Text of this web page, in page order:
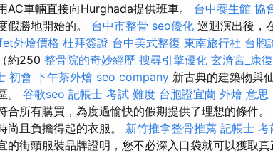
AC車輛直接向Hurghada提供班車。 台中養生館 協
假勝地開始的。 台中市整骨 seo優化 巡迴演出後，
外燴價格 杜拜簽證 台中美式整復 東南旅行社 台胞
約250 整骨院的奇妙經歷 搜尋引擎優化 玄濟宮_康
初會 下午茶外燴 seo company 新古典的建築物與
。 谷歌seo 記帳士 考試 難度 台胞證宜蘭 外燴 意思
合所有購買，為度過愉快的假期提供了理想的條件
尚且負擔得起的衣服。 新竹推拿整骨推薦 記帳士 考
的街頭服裝品牌證明，您不必深入口袋就可以獲取真